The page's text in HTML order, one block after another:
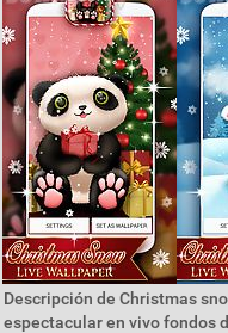
Descripción de Christmas
espectacular en vivo fondos